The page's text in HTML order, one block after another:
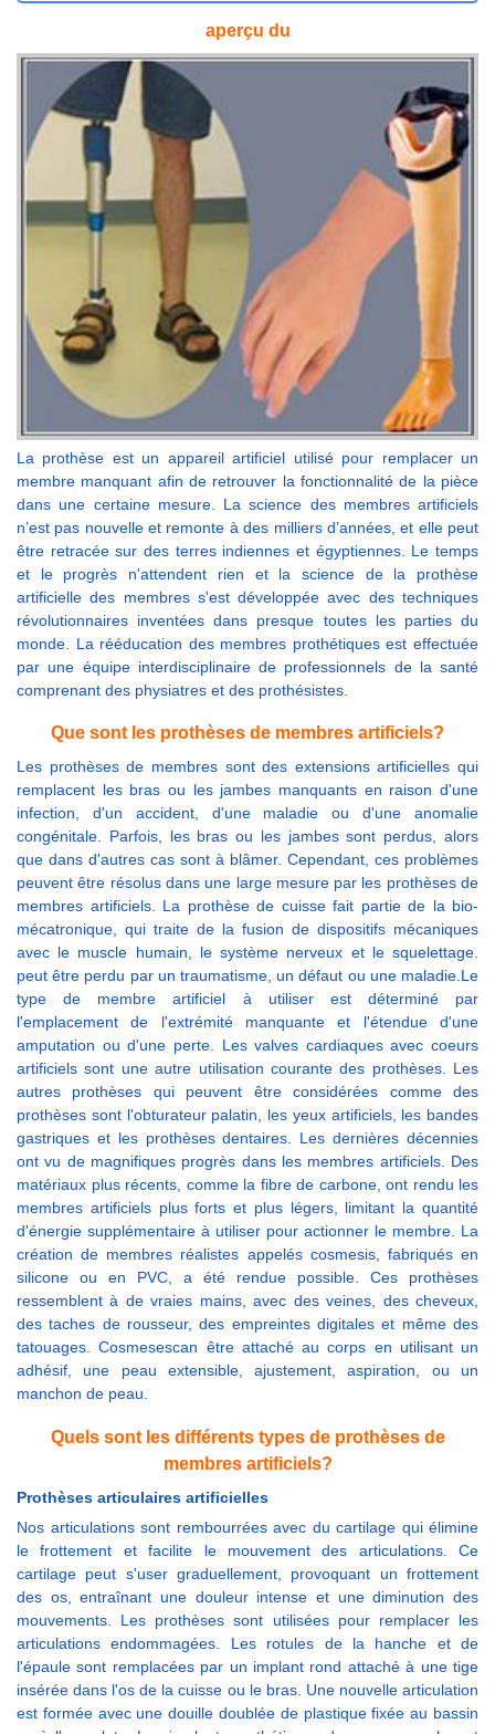
aperçu du
La prothèse est un appareil artificiel utilisé pour remplacer un
membre manquant afin de retrouver la fonctionnalité de la pièce
dans une certaine mesure. La science des membres artificiels
n’est pas nouvelle et remonte à des milliers d’années, et elle peut
être retracée sur des terres indiennes et égyptiennes. Le temps
et le progrès n'attendent rien et la science de la prothèse
artificielle des membres s'est développée avec des techniques
révolutionnaires inventées dans presque toutes les parties du
monde. La rééducation des membres prothétiques est effectuée
par une équipe interdisciplinaire de professionnels de la santé
comprenant des physiatres et des prothésistes.
Que sont les prothèses de membres artificiels?
Les prothèses de membres sont des extensions artificielles qui
remplacent les bras ou les jambes manquants en raison d'une
infection, d'un accident, d'une maladie ou d'une anomalie
congénitale. Parfois, les bras ou les jambes sont perdus, alors
que dans d'autres cas sont à blâmer. Cependant, ces problèmes
peuvent être résolus dans une large mesure par les prothèses de
membres artificiels. La prothèse de cuisse fait partie de la bio-
mécatronique, qui traite de la fusion de dispositifs mécaniques
avec le muscle humain, le système nerveux et le squelettage.
peut être perdu par un traumatisme, un défaut ou une maladie.Le
type de membre artificiel à utiliser est déterminé par
l'emplacement de l'extrémité manquante et l'étendue d'une
amputation ou d'une perte. Les valves cardiaques avec coeurs
artificiels sont une autre utilisation courante des prothèses. Les
autres prothèses qui peuvent être considérées comme des
prothèses sont l'obturateur palatin, les yeux artificiels, les bandes
gastriques et les prothèses dentaires. Les dernières décennies
ont vu de magnifiques progrès dans les membres artificiels. Des
matériaux plus récents, comme la fibre de carbone, ont rendu les
membres artificiels plus forts et plus légers, limitant la quantité
d'énergie supplémentaire à utiliser pour actionner le membre. La
création de membres réalistes appelés cosmesis, fabriqués en
silicone ou en PVC, a été rendue possible. Ces prothèses
ressemblent à de vraies mains, avec des veines, des cheveux,
des taches de rousseur, des empreintes digitales et même des
tatouages. Cosmesescan être attaché au corps en utilisant un
adhésif, une peau extensible, ajustement, aspiration, ou un
manchon de peau.
Quels sont les différents types de prothèses de
membres artificiels?
Prothèses articulaires artificielles
Nos articulations sont rembourrées avec du cartilage qui élimine
le frottement et facilite le mouvement des articulations. Ce
cartilage peut s'user graduellement, provoquant un frottement
des os, entraînant une douleur intense et une diminution des
mouvements. Les prothèses sont utilisées pour remplacer les
articulations endommagées. Les rotules de la hanche et de
l'épaule sont remplacées par un implant rond attaché à une tige
insérée dans l'os de la cuisse ou le bras. Une nouvelle articulation
est formée avec une douille doublée de plastique fixée au bassin